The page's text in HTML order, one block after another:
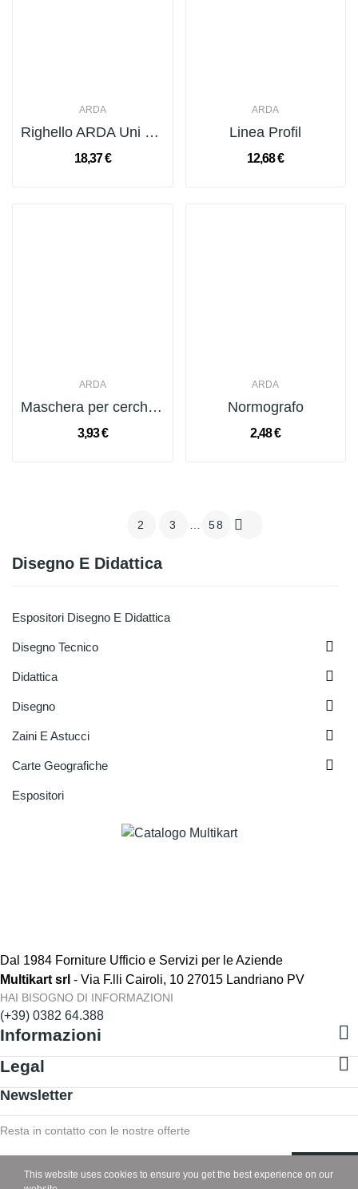
Disegno E Didattica
Espositori Disegno E Didattica
Disegno Tecnico 
Didattica 
Disegno 
Zaini E Astucci 
Carte Geografiche 
Espositori
ARDA
Righello ARDA Uni polistirolo colori assortiti...
18,37 €
ARDA
Linea Profil
12,68 €
ARDA
Maschera per cerchi ed ellissi
3,93 €
ARDA
Normografo
2,48 €
2 3 58 
Dal 1984 Forniture Ufficio e Servizi per le Aziende
Multikart srl - Via F.lli Cairoli, 10 27015 Landriano PV
HAI BISOGNO DI INFORMAZIONI
(+39) 0382 64.388
Informazioni 
Legal 
Newsletter
Resta in contatto con le nostre offerte
This website uses cookies to ensure you get the best experience on our